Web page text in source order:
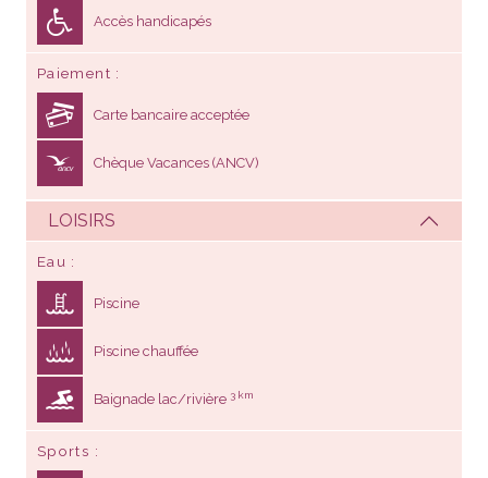
Accès handicapés
Paiement
Carte bancaire acceptée
Chèque Vacances (ANCV)
LOISIRS
Eau
Piscine
Piscine chauffée
Baignade lac/rivière 3 km
Sports